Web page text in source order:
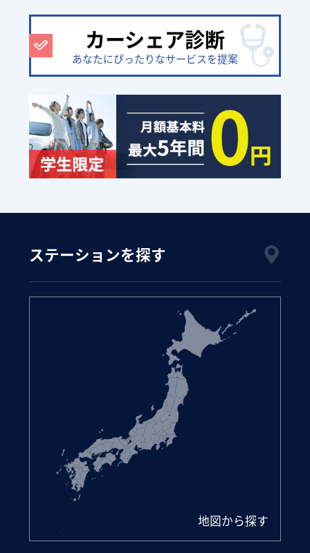
カーシェア診断
あなたにぴったりなサービスを提案
ステーションを探す
地図から探す